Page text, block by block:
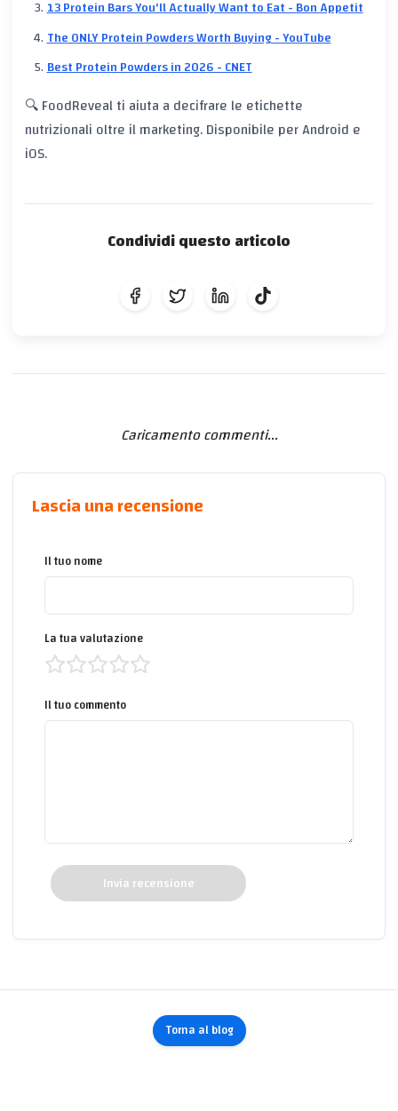
13 Protein Bars You'll Actually Want to Eat - Bon Appetit
The ONLY Protein Powders Worth Buying - YouTube
Best Protein Powders in 2026 - CNET
🔍 FoodReveal ti aiuta a decifrare le etichette
nutrizionali oltre il marketing. Disponibile per Android e
iOS.
Condividi questo articolo
Caricamento commenti...
Lascia una recensione
Il tuo nome
La tua valutazione
Il tuo commento
Invia recensione
Torna al blog